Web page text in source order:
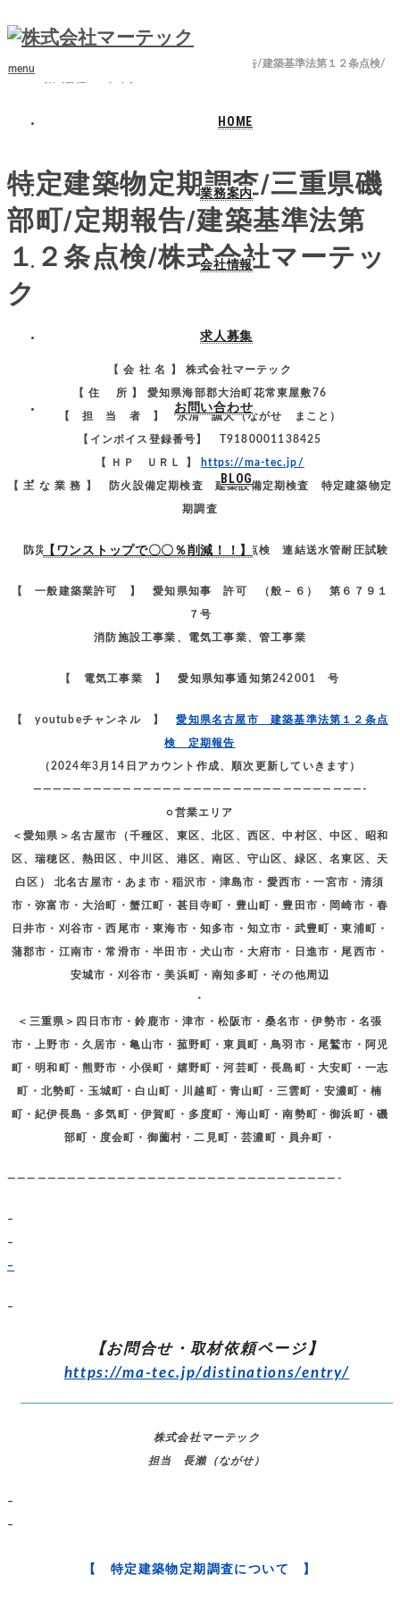
menu
HOME
業務案内
会社情報
求人募集
お問い合わせ
BLOG
【ワンストップで〇〇％削減！！】
ブログ
三重県
特定建築物定期調査/三重県磯部町/定期報告/建築基準法第１２条点検/
特定建築物定期調査/三重県磯
部町/定期報告/建築基準法第
１２条点検/株式会社マーテッ
ク
【 会 社 名 】 株式会社マーテック
【 住 所 】 愛知県海部郡大治町花常東屋敷76
【 担 当 者 】 永清 誠人（ながせ まこと）
【インボイス登録番号】 T9180001138425
【 ＨＰ ＵＲＬ 】 https://ma-tec.jp/
【 主 な 業 務 】 防火設備定期検査 建築設備定期検査 特定建築物定
期調査
防災管理点検 防火対象物点検 消防設備点検 連結送水管耐圧試験
【 一般建築業許可 】 愛知県知事 許可 （般－６） 第６７９１
７号
消防施設工事業、電気工事業、管工事業
【 電気工事業 】 愛知県知事通知第242001 号
【 youtubeチャンネル 】愛知県名古屋市 建築基準法第１２条点
検 定期報告
（2024年3月14日アカウント作成、順次更新していきます）
—————————————————————————————————-
○営業エリア
＜愛知県＞名古屋市（千種区、東区、北区、西区、中村区、中区、昭和
区、瑞穂区、熱田区、中川区、港区、南区、守山区、緑区、名東区、天
白区） 北名古屋市・あま市・稲沢市・津島市・愛西市・一宮市・清須
市・弥富市・大治町・蟹江町・甚目寺町・豊山町・豊田市・岡崎市・春
日井市・刈谷市・西尾市・東海市・知多市・知立市・武豊町・東浦町・
蒲郡市・江南市・常滑市・半田市・犬山市・大府市・日進市・尾西市・
安城市・刈谷市・美浜町・南知多町・その他周辺
・
＜三重県＞四日市市・鈴鹿市・津市・松阪市・桑名市・伊勢市・名張
市・上野市・久居市・亀山市・菰野町・東員町・鳥羽市・尾鷲市・阿児
町・明和町・熊野市・小俣町・嬉野町・河芸町・長島町・大安町・一志
町・北勢町・玉城町・白山町・川越町・青山町・三雲町・安濃町・楠
町・紀伊長島・多気町・伊賀町・多度町・海山町・南勢町・御浜町・磯
部町・度会町・御薗村・二見町・芸濃町・員弁町・
—————————————————————————————————-
–
–
–
–
【お問合せ・取材依頼ページ】
https://ma-tec.jp/distinations/entry/
株式会社マーテック
担当 長瀨（ながせ）
–
–
【 特定建築物定期調査について 】